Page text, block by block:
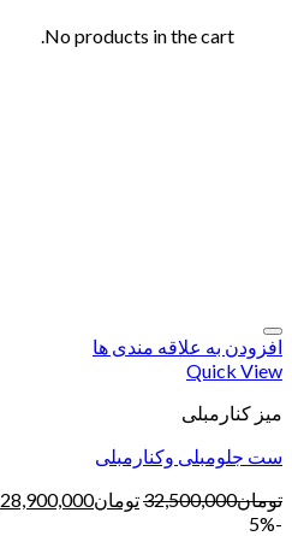
No products in the cart.
افزودن به علاقه مندی ها
Quick View
میز کنارمبلی
ست جلومبلی وکنارمبلی
تومان32,500,000تومان28,900,000
-5%